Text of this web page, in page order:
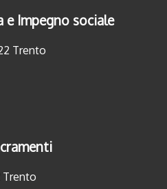
e Impegno sociale
Trento
Trento